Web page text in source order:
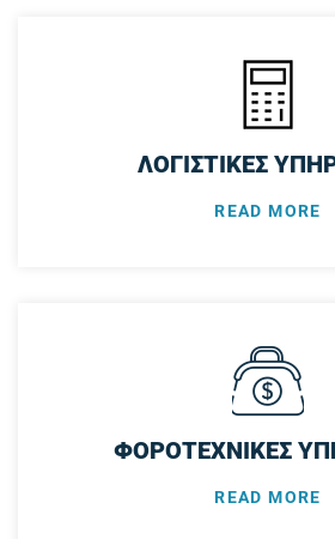
ΛΟΓΙΣΤΙΚΕΣ
READ MORE
ΦΟΡΟΤΕΧΝΙΚΕΣ
READ MORE